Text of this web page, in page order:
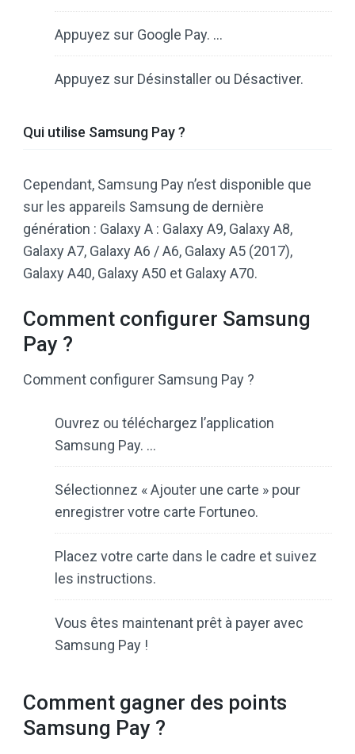
Appuyez sur Google Pay. …
Appuyez sur Désinstaller ou Désactiver.
Qui utilise Samsung Pay ?
Cependant, Samsung Pay n’est disponible que
sur les appareils Samsung de dernière
génération : Galaxy A : Galaxy A9, Galaxy A8,
Galaxy A7, Galaxy A6 / A6, Galaxy A5 (2017),
Galaxy A40, Galaxy A50 et Galaxy A70.
Comment configurer Samsung
Pay ?
Comment configurer Samsung Pay ?
Ouvrez ou téléchargez l’application
Samsung Pay. …
Sélectionnez « Ajouter une carte » pour
enregistrer votre carte Fortuneo.
Placez votre carte dans le cadre et suivez
les instructions.
Vous êtes maintenant prêt à payer avec
Samsung Pay !
Comment gagner des points
Samsung Pay ?